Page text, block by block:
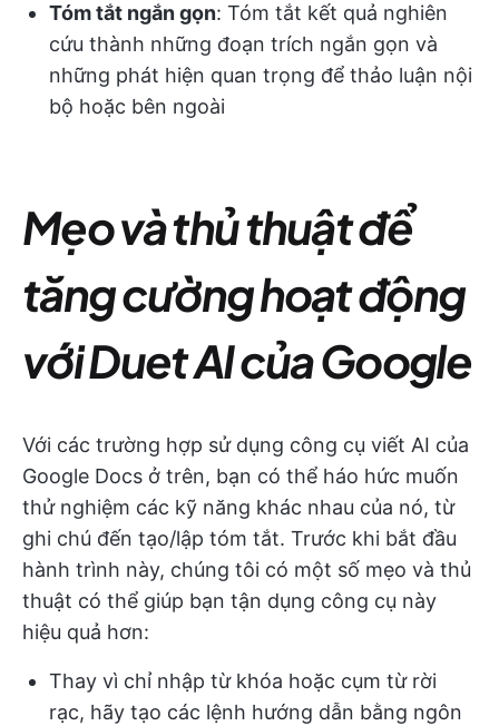
Tóm tắt ngắn gọn: Tóm tắt kết quả nghiên
cứu thành những đoạn trích ngắn gọn và
những phát hiện quan trọng để thảo luận nội
bộ hoặc bên ngoài
Mẹo và thủ thuật để
tăng cường hoạt động
với Duet AI của Google
Với các trường hợp sử dụng công cụ viết AI của
Google Docs ở trên, bạn có thể háo hức muốn
thử nghiệm các kỹ năng khác nhau của nó, từ
ghi chú đến tạo/lập tóm tắt. Trước khi bắt đầu
hành trình này, chúng tôi có một số mẹo và thủ
thuật có thể giúp bạn tận dụng công cụ này
hiệu quả hơn:
Thay vì chỉ nhập từ khóa hoặc cụm từ rời
rạc, hãy tạo các lệnh hướng dẫn bằng ngôn